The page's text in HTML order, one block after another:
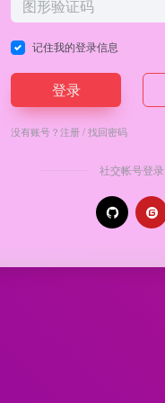
记住我的登录信息
登录
没有账号？注册/找回密码
社交帐号登录